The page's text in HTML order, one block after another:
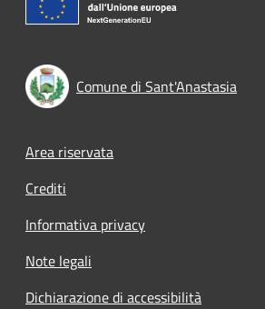
Comune di Sant'Anastasia
Footer menu
Area riservata
Crediti
Informativa privacy
Note legali
Dichiarazione di accessibilità